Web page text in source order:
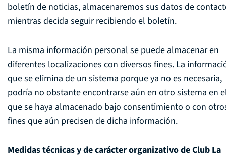
boletín de noticias, almacenaremos sus datos de
mientras decida seguir recibiendo el boletín.
La misma información personal se puede almacenar en
diferentes localizaciones con diversos fines. La
que se elimina de un sistema porque ya no es necesaria,
podría no obstante encontrarse aún en otro sistema en
que se haya almacenado bajo consentimiento o con
fines que aún precisen de dicha información.
Medidas técnicas y de carácter organizativo de Club La